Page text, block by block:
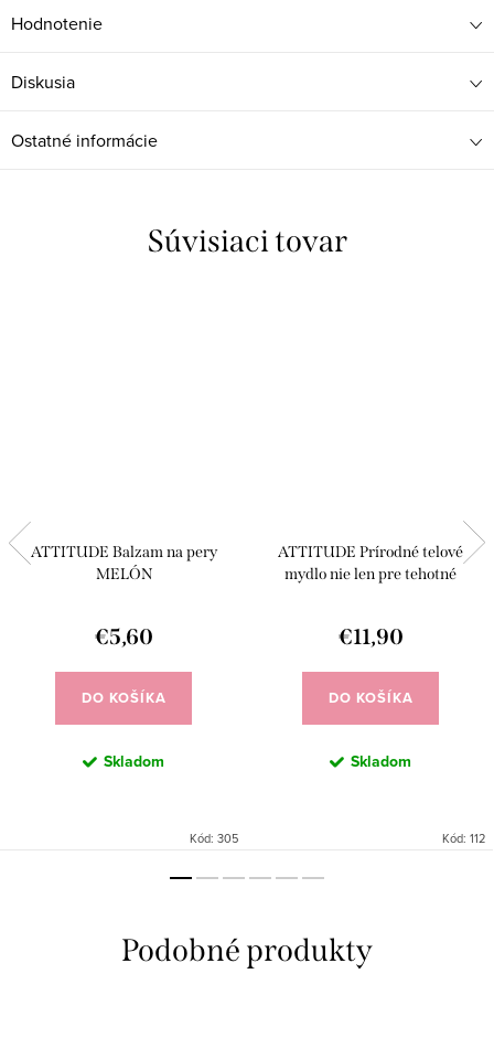
Hodnotenie
Diskusia
Ostatné informácie
Súvisiaci tovar
ATTITUDE Balzam na pery
MELÓN
€5,60
DO KOŠÍKA
Skladom
Kód: 305
ATTITUDE Prírodné telové
mydlo nie len pre tehotné
€11,90
DO KOŠÍKA
Skladom
Kód: 112